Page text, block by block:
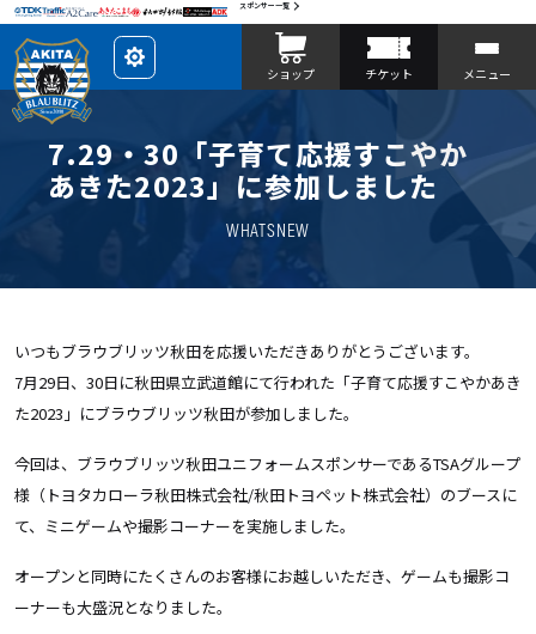
スポンサー一覧
レ
イ
ア
を
カ
ス
タ
マ
ショップ チケット メニュー
7.29・30「子育て応援すこやか
あきた2023」に参加しました
WHATSNEW
いつもブラウブリッツ秋田を応援いただきありがとうございます。
7月29日、30日に秋田県立武道館にて行われた「子育て応援すこやかあき
た2023」にブラウブリッツ秋田が参加しました。
今回は、ブラウブリッツ秋田ユニフォームスポンサーであるTSAグループ
様（トヨタカローラ秋田株式会社/秋田トヨペット株式会社）のブースに
て、ミニゲームや撮影コーナーを実施しました。
オープンと同時にたくさんのお客様にお越しいただき、ゲームも撮影コ
ーナーも大盛況となりました。